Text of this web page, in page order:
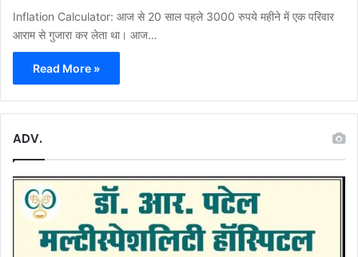
Inflation Calculator: आज से 20 साल पहले 3000 रुपये महीने में एक परिवार
आराम से गुजारा कर लेता था। आज…
Read More »
ADV.